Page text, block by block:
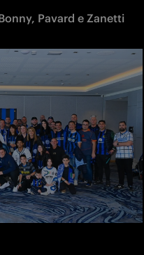
Pavard e Zanetti